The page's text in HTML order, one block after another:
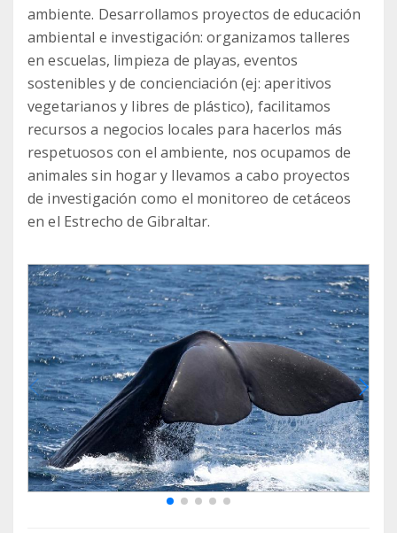
ambiente. Desarrollamos proyectos de educación
ambiental e investigación: organizamos talleres
en escuelas, limpieza de playas, eventos
sostenibles y de concienciación (ej: aperitivos
vegetarianos y libres de plástico), facilitamos
recursos a negocios locales para hacerlos más
respetuosos con el ambiente, nos ocupamos de
animales sin hogar y llevamos a cabo proyectos
de investigación como el monitoreo de cetáceos
en el Estrecho de Gibraltar.